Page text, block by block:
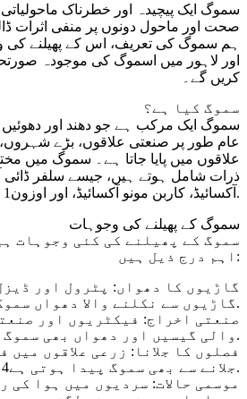
سموگ ایک پیچیدہ اور خطرناک
صحت اور ماحول دونوں پر منفی اثرات
ہم سموگ کی تعریف، اس کے پھیلنے کی
اور لاہور میں اسموگ کی موجودہ
کریں گے۔
سموگ کیا ہے؟
سموگ ایک مرکب ہے جو دھند اور دھوئیں
عام طور پر صنعتی علاقوں، بڑے شہروں،
علاقوں میں پایا جاتا ہے۔ سموگ میں
ذرات شامل ہوتے ہیں، جیسے سلفر ڈائی
آکسائیڈ، کاربن مونو آکسائیڈ، اور اوزون1.
سموگ کے پھیلنے کی وجوہات
سموگ کے پھیلنے کی کئی وجوہات
اہم درج ذیل ہیں:
گاڑیوں کا دھواں: پٹرول اور
گاڑیوں سے نکلنے والا دھواں سموگ کی بڑی وجہ ہے2.
صنعتی اخراج: فیکٹریوں اور
والی گیسیں اور دھواں بھی سموگ کا باعث بنتے ہیں3.
فصلوں کا جلانا: زرعی علاقوں میں
جلانے سے بھی سموگ پیدا ہوتی ہے4.
موسمی حالات: سردیوں میں ہوا کی